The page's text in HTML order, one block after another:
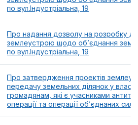
по вул.Індустріальна, 19
Про надання дозволу на розробку
землеустрою щодо об’єднання
по вул.Індустріальна, 19
Про затвердження проектів
передачу земельних ділянок у
громадянам, які є учасниками
операції та операції об’єднаних сил